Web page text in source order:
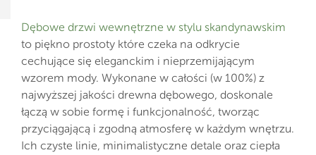
Dębowe drzwi wewnętrzne w stylu skandynawskim
to piękno prostoty które czeka na odkrycie
cechujące się eleganckim i nieprzemijającym
wzorem mody. Wykonane w całości (w 100%) z
najwyższej jakości drewna dębowego, doskonale
łączą w sobie formę i funkcjonalność, tworząc
przyciągającą i zgodną atmosferę w każdym wnętrzu.
Ich czyste linie, minimalistyczne detale oraz ciepła